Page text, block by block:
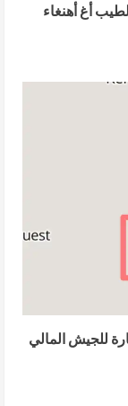
أغ أهنغاء
للجيش المالي